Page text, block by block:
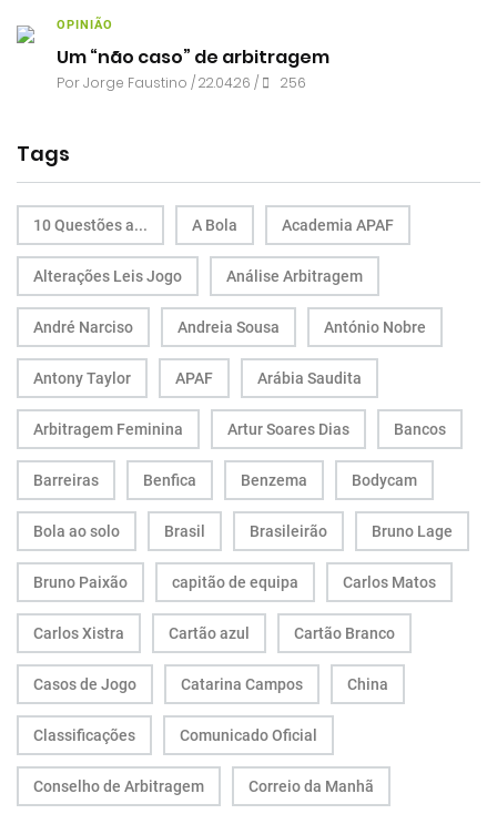
OPINIÃO
Um “não caso” de arbitragem
PorJorge Faustino / 22.04.26 / 256
Tags
10 Questões a... A Bola Academia APAF
Alterações Leis Jogo Análise Arbitragem
André Narciso Andreia Sousa António Nobre
Antony Taylor APAF Arábia Saudita
Arbitragem Feminina Artur Soares Dias Bancos
Barreiras Benfica Benzema Bodycam
Bola ao solo Brasil Brasileirão Bruno Lage
Bruno Paixão capitão de equipa Carlos Matos
Carlos Xistra Cartão azul Cartão Branco
Casos de Jogo Catarina Campos China
Classificações Comunicado Oficial
Conselho de Arbitragem Correio da Manhã